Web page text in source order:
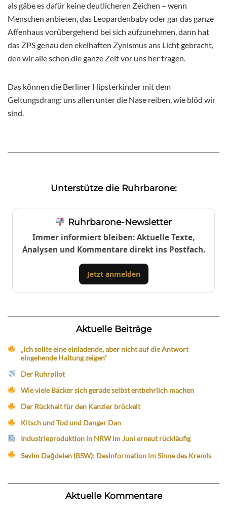
als gäbe es dafür keine deutlicheren Zeichen – wenn
Menschen anbieten, das Leopardenbaby oder gar das ganze
Affenhaus vorübergehend bei sich aufzunehmen, dann hat
das ZPS genau den ekelhaften Zynismus ans Licht gebracht,
den wir alle schon die ganze Zeit vor uns her tragen.
Das können die Berliner Hipsterkinder mit dem
Geltungsdrang: uns allen unter die Nase reiben, wie blöd wir
sind.
Unterstütze die Ruhrbarone:
Ruhrbarone-Newsletter
Immer informiert bleiben: Aktuelle Texte,
Analysen und Kommentare direkt ins Postfach.
Jetzt anmelden
Aktuelle Beiträge
„Ich sollte eine einladende, aber nicht auf die Antwort
eingehende Haltung zeigen“
Der Ruhrpilot
Wie viele Bäcker sich gerade selbst entbehrlich machen
Der Rückhalt für den Kanzler bröckelt
Kitsch und Tod und Danger Dan
Industrieproduktion in NRW im Juni erneut rückläufig
Sevim Dağdelen (BSW): Desinformation im Sinne des Kremls
Aktuelle Kommentare